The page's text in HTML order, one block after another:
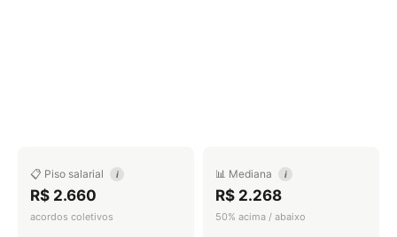
📋 Piso salarial i
R$ 2.660
acordos coletivos
📊 Mediana i
R$ 2.268
50% acima / abaixo